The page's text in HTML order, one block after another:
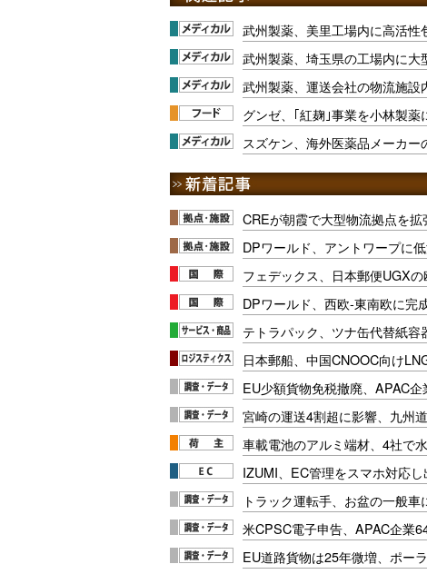
武州製薬、美里工場内に高活性
武州製薬、埼玉県の工場内に大
武州製薬、運送会社の物流施設
グンゼ、｢紅麹｣事業を小林製薬
スズケン、海外医薬品メーカー
CREが朝霞で大型物流拠点を拡
DPワールド、アントワープに
フェデックス、日本郵便UGX
DPワールド、西欧-東南欧に完
テトラパック、ツナ缶代替紙
日本郵船、中国CNOOC向け
EU少額貨物免税撤廃、APAC
宮崎の運送4割超に影響、九州
車載電池のアルミ端材、4社で
IZUMI、EC管理をスマホ対応
トラック運転手、お盆の一般車
米CPSC電子申告、APAC企業
EU道路貨物は25年微増、ポー